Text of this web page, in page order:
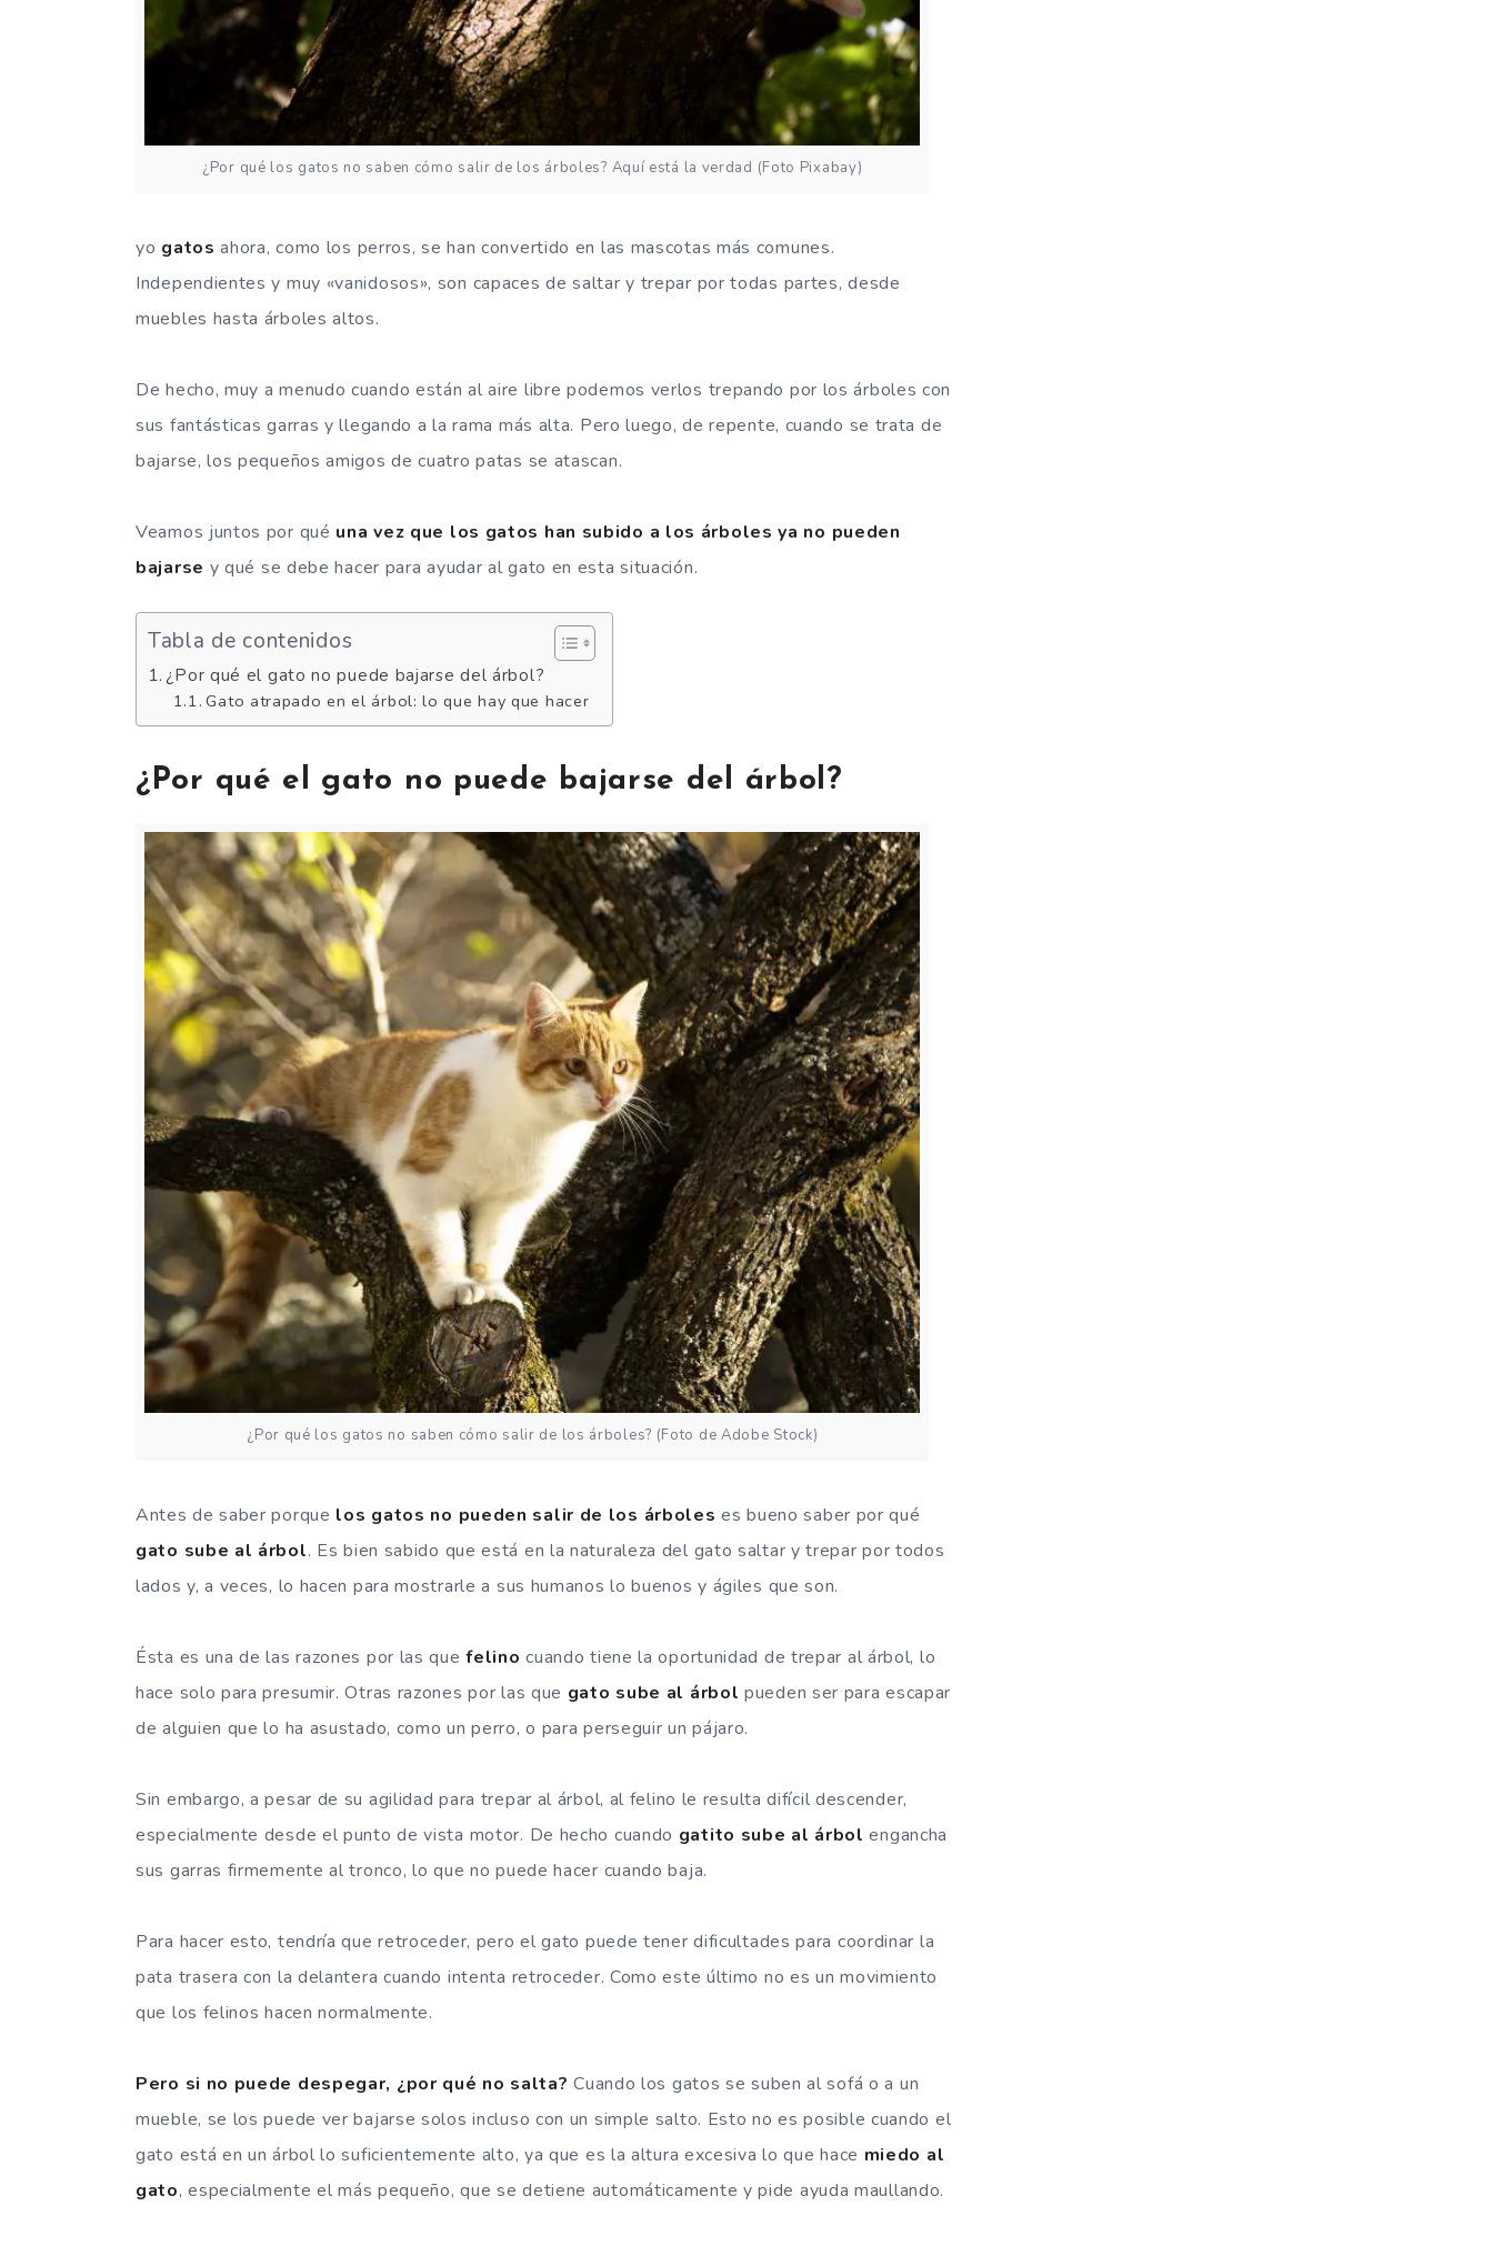
¿Por qué los gatos no saben cómo salir de los árboles? Aquí está la verdad (Foto Pixabay)
yo gatos ahora, como los perros, se han convertido en las mascotas más comunes.
Independientes y muy «vanidosos», son capaces de saltar y trepar por todas partes, desde
muebles hasta árboles altos.
De hecho, muy a menudo cuando están al aire libre podemos verlos trepando por los árboles con
sus fantásticas garras y llegando a la rama más alta. Pero luego, de repente, cuando se trata de
bajarse, los pequeños amigos de cuatro patas se atascan.
Veamos juntos por qué una vez que los gatos han subido a los árboles ya no pueden
bajarse y qué se debe hacer para ayudar al gato en esta situación.
Tabla de contenidos
¿Por qué el gato no puede bajarse del árbol?
Gato atrapado en el árbol: lo que hay que hacer
¿Por qué el gato no puede bajarse del árbol?
¿Por qué los gatos no saben cómo salir de los árboles? (Foto de Adobe Stock)
Antes de saber porque los gatos no pueden salir de los árboles es bueno saber por qué
gato sube al árbol. Es bien sabido que está en la naturaleza del gato saltar y trepar por todos
lados y, a veces, lo hacen para mostrarle a sus humanos lo buenos y ágiles que son.
Ésta es una de las razones por las quefelino cuando tiene la oportunidad de trepar al árbol, lo
hace solo para presumir. Otras razones por las que gato sube al árbol pueden ser para escapar
de alguien que lo ha asustado, como un perro, o para perseguir un pájaro.
Sin embargo, a pesar de su agilidad para trepar al árbol, al felino le resulta difícil descender,
especialmente desde el punto de vista motor. De hecho cuando gatito sube al árbol engancha
sus garras firmemente al tronco, lo que no puede hacer cuando baja.
Para hacer esto, tendría que retroceder, pero el gato puede tener dificultades para coordinar la
pata trasera con la delantera cuando intenta retroceder. Como este último no es un movimiento
que los felinos hacen normalmente.
Pero si no puede despegar, ¿por qué no salta? Cuando los gatos se suben al sofá o a un
mueble, se los puede ver bajarse solos incluso con un simple salto. Esto no es posible cuando el
gato está en un árbol lo suficientemente alto, ya que es la altura excesiva lo que hace miedo al
gato, especialmente el más pequeño, que se detiene automáticamente y pide ayuda maullando.